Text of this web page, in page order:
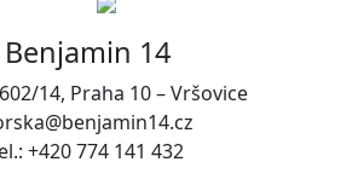
Benjamin 14
14, Praha 10 – Vršovice
+420 774 141 432